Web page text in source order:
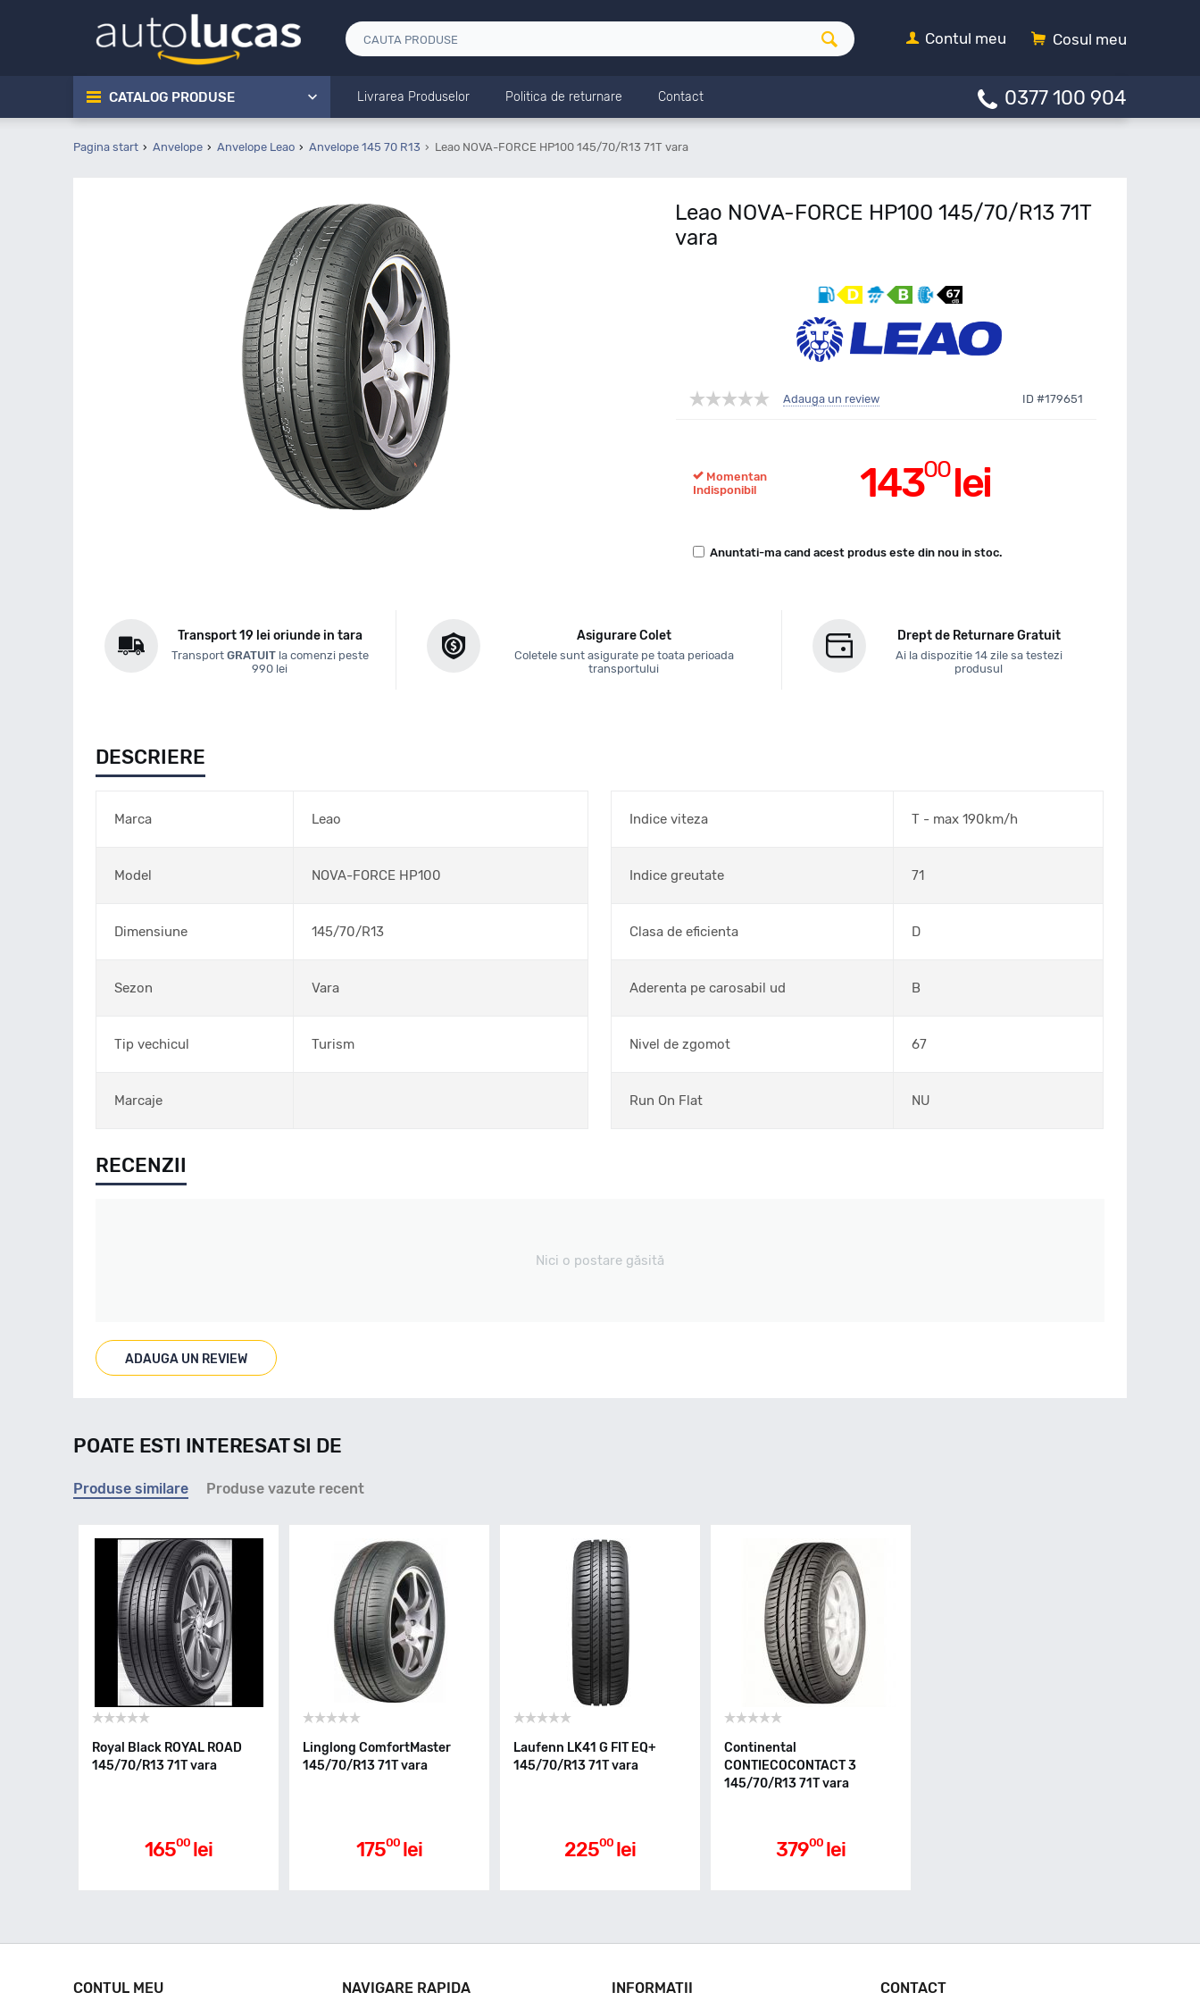
Cosul meu
Contul meu
CATALOG PRODUSE Livrarea Produselor Politica de returnare Contact 0377 100 904
Pagina start Anvelope Anvelope Leao Anvelope 145 70 R13 Leao NOVA-FORCE HP100 145/70/R13 71T vara
Leao NOVA-FORCE HP100 145/70/R13 71T
vara
Adauga un review ID #179651
14300lei
Momentan
Indisponibil
Anuntati-ma cand acest produs este din nou in stoc.
Transport 19 lei oriunde in tara
Transport GRATUITla comenzi peste
990 lei
Asigurare Colet
Coletele sunt asigurate pe toata perioada
transportului
Drept de Returnare Gratuit
Ai la dispozitie 14 zile sa testezi
produsul
DESCRIERE
Marca Leao
Model NOVA-FORCE HP100
Dimensiune 145/70/R13
Sezon Vara
Tip vechicul Turism
Marcaje
Indice viteza T - max 190km/h
Indice greutate 71
Clasa de eficienta D
Aderenta pe carosabil ud B
Nivel de zgomot 67
Run On Flat NU
RECENZII
Nici o postare găsită
ADAUGA UN REVIEW
POATE ESTI INTERESAT SI DE
Produse similare Produse vazute recent
Royal Black ROYAL ROAD
145/70/R13 71T vara
16500 lei
Linglong ComfortMaster
145/70/R13 71T vara
17500 lei
Laufenn LK41 G FIT EQ+
145/70/R13 71T vara
22500 lei
Continental
CONTIECOCONTACT 3
145/70/R13 71T vara
37900 lei
CONTUL MEU NAVIGARE RAPIDA INFORMATII CONTACT